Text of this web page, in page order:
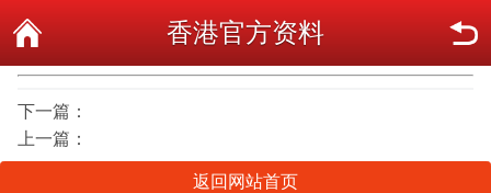
香港官方资料
下一篇：
上一篇：
返回网站首页